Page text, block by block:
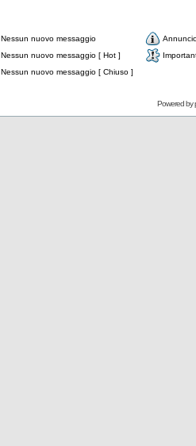
Nessun nuovo messaggio
Nessun nuovo messaggio [ Hot ]
Nessun nuovo messaggio [ Chiuso ]
Powered by